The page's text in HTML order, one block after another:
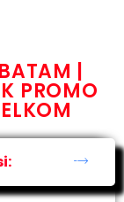
|
PROMO